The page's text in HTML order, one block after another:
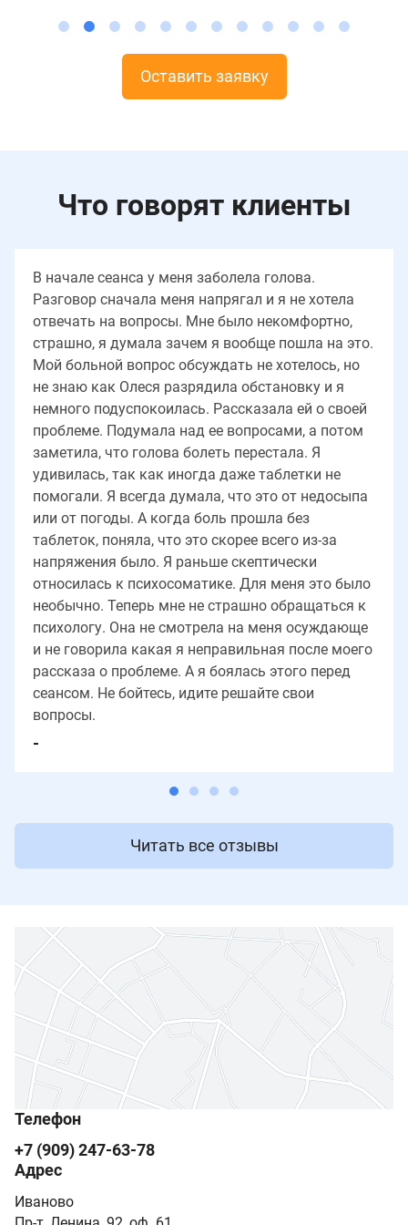
Оставить заявку
Что говорят клиенты
В начале сеанса у меня заболела голова.
Разговор сначала меня напрягал и я не хотела
отвечать на вопросы. Мне было некомфортно,
страшно, я думала зачем я вообще пошла на это.
Мой больной вопрос обсуждать не хотелось, но
не знаю как Олеся разрядила обстановку и я
немного подуспокоилась. Рассказала ей о своей
проблеме. Подумала над ее вопросами, а потом
заметила, что голова болеть перестала. Я
удивилась, так как иногда даже таблетки не
помогали. Я всегда думала, что это от недосыпа
или от погоды. А когда боль прошла без
таблеток, поняла, что это скорее всего из-за
напряжения было. Я раньше скептически
относилась к психосоматике. Для меня это было
необычно. Теперь мне не страшно обращаться к
психологу. Она не смотрела на меня осуждающе
и не говорила какая я неправильная после моего
рассказа о проблеме. А я боялась этого перед
сеансом. Не бойтесь, идите решайте свои
вопросы.
-
Читать все отзывы
Телефон
+7 (909) 247-63-78
Адрес
Иваново